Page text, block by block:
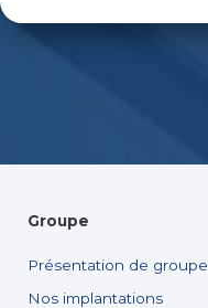
Groupe
Présentation de groupe
Nos implantations